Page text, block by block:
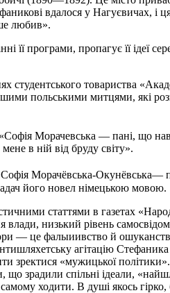
вдалося у Нагуєвичах, і ця
любив».
її програми, пропагує її ідеї
студентського товариства
польськими митцями, які
Морачевська — пані, що
в ній від бруду світу».
Софія Морачёвська-
його новел німецькою мовою.
статтями в газетах
низький рівень
— це фалыиивство й
агітацію
зректися «мужицької
зрадили спільні ідеали,
ходити. В душі якось